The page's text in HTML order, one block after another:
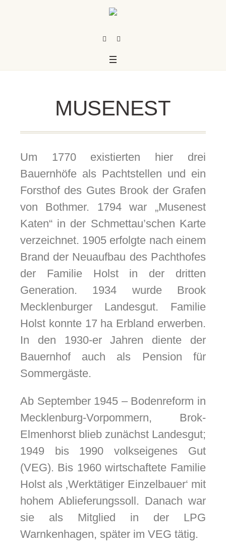
MUSENEST
Um 1770 existierten hier drei
Bauernhöfe als Pachtstellen und ein
Forsthof des Gutes Brook der Grafen
von Bothmer. 1794 war „Musenest
Katen“ in der Schmettau’schen Karte
verzeichnet. 1905 erfolgte nach einem
Brand der Neuaufbau des Pachthofes
der Familie Holst in der dritten
Generation. 1934 wurde Brook
Mecklenburger Landesgut. Familie
Holst konnte 17 ha Erbland erwerben.
In den 1930-er Jahren diente der
Bauernhof auch als Pension für
Sommergäste.
Ab September 1945 – Bodenreform in
Mecklenburg-Vorpommern, Brok-
Elmenhorst blieb zunächst Landesgut;
1949 bis 1990 volkseigenes Gut
(VEG). Bis 1960 wirtschaftete Familie
Holst als ‚Werktätiger Einzelbauer‘ mit
hohem Ablieferungssoll. Danach war
sie als Mitglied in der LPG
Warnkenhagen, später im VEG tätig.